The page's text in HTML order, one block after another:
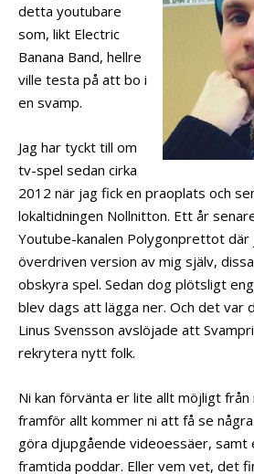
detta youtubare
som, likt Electric
Banana Band, hellre
ville testa på att bo i
en svamp.
Jag har tyckt till om
tv-spel sedan cirka
2012 när jag fick en praoplats och
lokaltidningen Nollnitton. Ett år
Youtube-kanalen Polygonprettot
överdriven version av mig själv,
obskyra spel. Sedan dog plötsligt
blev dags att lägga ner. Och det var
Linus Svensson avslöjade att
rekrytera nytt folk.
Ni kan förvänta er lite allt möjligt från
framför allt kommer ni att få se
göra djupgående videoessäer, samt
framtida poddar. Eller vem vet, det